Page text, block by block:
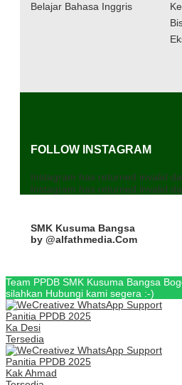
Belajar Bahasa Inggris
FOLLOW INSTAGRAM
Instagram has returned invalid
Instagram has returned invalid
SMK Kusuma Bangsa
by @alfathmedia.Com
Team PPDB SMK Kusuma Bangsa
silahkan Hubungi kami segera :-)
Panitia PPDB 2025
Ka Desi
Tersedia
Panitia PPDB 2025
Kak Ahmad